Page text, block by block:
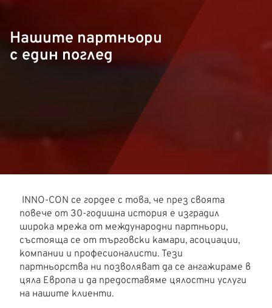
Нашите партньори
с един поглед
INNO-CON се гордее с това, че през своята
повече от 30-годишна история е изградил
широка мрежа от международни партньори,
състояща се от търговски камари, асоциации,
компании и професионалисти. Тези
партньорства ни позволяват да се ангажираме в
цяла Европа и да предоставяме цялостни услуги
на нашите клиенти.